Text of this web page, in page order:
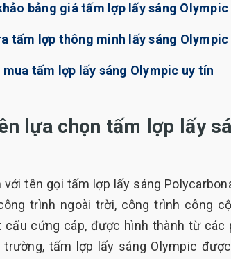
bảng giá tấm lợp lấy sáng Olympic
tấm lợp thông minh lấy sáng
tấm lợp lấy sáng Olympic uy tín
lựa chọn tấm lợp lấy
tên gọi tấm lợp lấy sáng
trình ngoài trời, công trình công
cấu cứng cáp, được hình thành từ
tấm lợp lấy sáng Olympic